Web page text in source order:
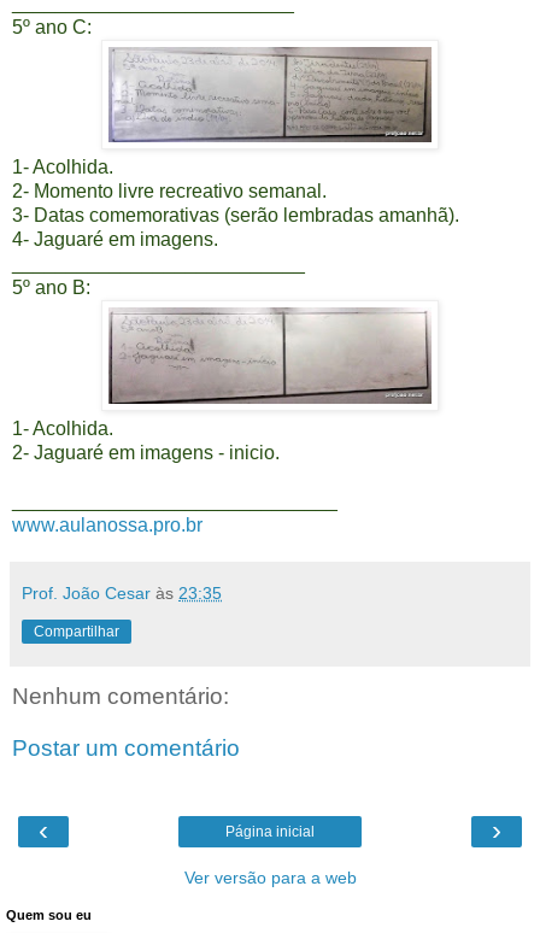
5º ano C:
1- Acolhida.
2- Momento livre recreativo semanal.
3- Datas comemorativas (serão lembradas amanhã).
4- Jaguaré em imagens.
5º ano B:
1- Acolhida.
2- Jaguaré em imagens - inicio.
www.aulanossa.pro.br
Prof. João Cesar às 23:35
Compartilhar
Nenhum comentário:
Postar um comentário
‹ ›
Página inicial
Ver versão para a web
Quem sou eu